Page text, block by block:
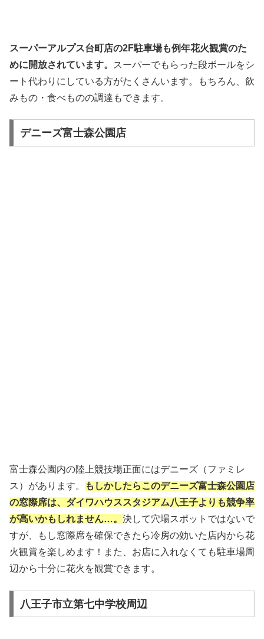
スーパーアルプス台町店の2F駐車場も例年花火観賞のた
めに開放されています。
スーパーでもらった段ボールをシ
ート代わりにしている方がたくさんいます。もちろん、飲
みもの・食べものの調達もできます。
デニーズ富士森公園店
富士森公園内の陸上競技場正面にはデニーズ（ファミレ
ス）があります。
もしかしたらこのデニーズ富士森公園店
の窓際席は、ダイワハウススタジアム八王子よりも競争率
が高いかもしれません…。 決して穴場スポットではないで
すが、もし窓際席を確保できたら冷房の効いた店内から花
火観賞を楽しめます！また、お店に入れなくても駐車場周
辺から十分に花火を観賞できます。
八王子市立第七中学校周辺